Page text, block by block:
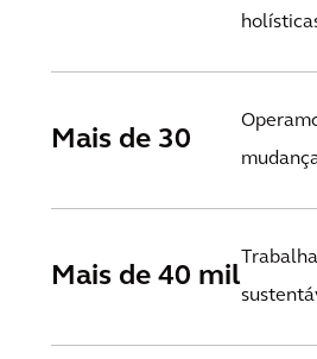
Mais de 30
Mais de 40 mil